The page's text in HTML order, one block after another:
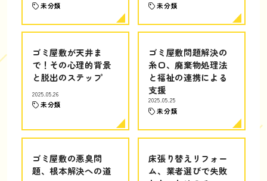
未分類 未分類
ゴミ屋敷が天井ま
で！その心理的背景
と脱出のステップ
2025.05.26
未分類
ゴミ屋敷問題解決の
糸口、廃棄物処理法
と福祉の連携による
支援
2025.05.25
未分類
ゴミ屋敷の悪臭問
題、根本解決への道
床張り替えリフォー
ム、業者選びで失敗